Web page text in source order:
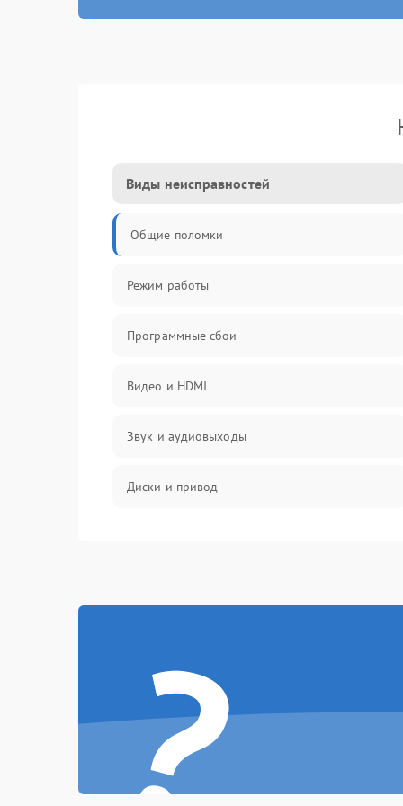
Виды неисправностей
Общие поломки
Режим работы
Программные сбои
Видео и HDMI
Звук и аудиовыходы
Диски и привод
Питание и электрика
Перегрев и охлаждение
Память и накопители
?